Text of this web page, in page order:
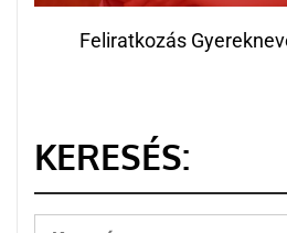
Feliratkozás
KERESÉS: